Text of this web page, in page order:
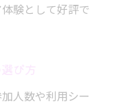
験として好評で
人数や利用シー